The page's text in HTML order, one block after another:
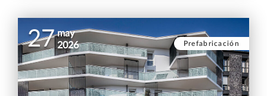
27 may
2026
Prefabricación